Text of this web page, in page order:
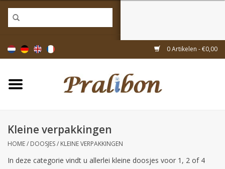
0 Artikelen - €0,00
Home
Doosjes
Linten & decoratie
Geschenkartikelen
Kleine verpakkingen
HOME/ DOOSJES/ KLEINE VERPAKKINGEN
In deze categorie vindt u allerlei kleine doosjes voor 1, 2 of 4